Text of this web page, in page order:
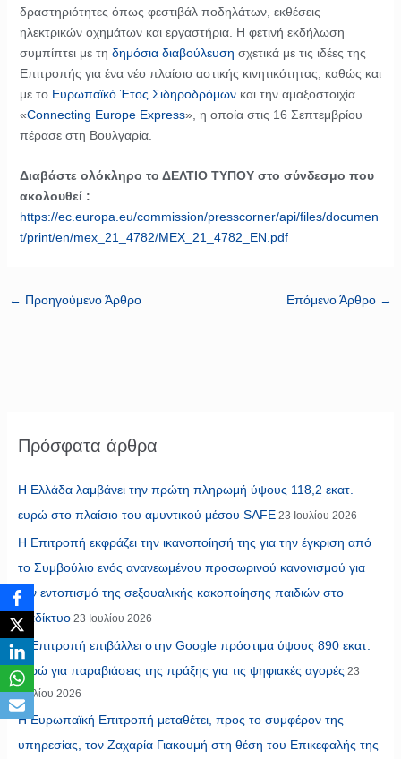
δραστηριότητες όπως φεστιβάλ ποδηλάτων, εκθέσεις
ηλεκτρικών οχημάτων και εργαστήρια. Η φετινή εκδήλωση
συμπίπτει με τη δημόσια διαβούλευση σχετικά με τις ιδέες της
Επιτροπής για ένα νέο πλαίσιο αστικής κινητικότητας, καθώς και
με το Ευρωπαϊκό Έτος Σιδηροδρόμωνκαι την αμαξοστοιχία
«Connecting Europe Express», η οποία στις 16 Σεπτεμβρίου
πέρασε στη Βουλγαρία.
Διαβάστε ολόκληρο το ΔΕΛΤΙΟ ΤΥΠΟΥ στο σύνδεσμο που
ακολουθεί :
https://ec.europa.eu/commission/presscorner/api/files/documen
t/print/en/mex_21_4782/MEX_21_4782_EN.pdf
← Προηγούμενο Άρθρο Επόμενο Άρθρο →
Πρόσφατα άρθρα
Η Ελλάδα λαμβάνει την πρώτη πληρωμή ύψους 118,2 εκατ.
ευρώ στο πλαίσιο του αμυντικού μέσου SAFE 23 Ιουλίου 2026
Η Επιτροπή εκφράζει την ικανοποίησή της για την έγκριση από
το Συμβούλιο ενός ανανεωμένου προσωρινού κανονισμού για
τον εντοπισμό της σεξουαλικής κακοποίησης παιδιών στο
διαδίκτυο 23 Ιουλίου 2026
Η Επιτροπή επιβάλλει στην Google πρόστιμα ύψους 890 εκατ.
ευρώ για παραβιάσεις της πράξης για τις ψηφιακές αγορές 23
Ιουλίου 2026
Η Ευρωπαϊκή Επιτροπή μεταθέτει, προς το συμφέρον της
υπηρεσίας, τον Ζαχαρία Γιακουμή στη θέση του Επικεφαλής της